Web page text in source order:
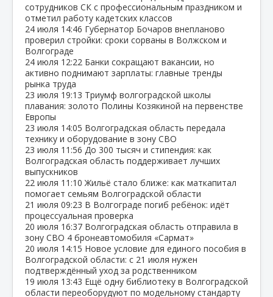
сотрудников СК с профессиональным праздником и
отметил работу кадетских классов
24 июля 14:46 Губернатор Бочаров внепланово
проверил стройки: сроки сорваны в Волжском и
Волгограде
24 июля 12:22 Банки сокращают вакансии, но
активно поднимают зарплаты: главные тренды
рынка труда
23 июля 19:13 Триумф волгоградской школы
плавания: золото Полины Козякиной на первенстве
Европы
23 июля 14:05 Волгоградская область передала
технику и оборудование в зону СВО
23 июля 11:56 До 300 тысяч и стипендия: как
Волгоградская область поддерживает лучших
выпускников
22 июля 11:10 Жильё стало ближе: как маткапитал
помогает семьям Волгоградской области
21 июля 09:23 В Волгограде погиб ребёнок: идёт
процессуальная проверка
20 июля 16:37 Волгоградская область отправила в
зону СВО 4 бронеавтомобиля «Сармат»
20 июля 14:15 Новое условие для единого пособия в
Волгоградской области: с 21 июля нужен
подтверждённый уход за родственником
19 июля 13:43 Ещё одну библиотеку в Волгоградской
области переоборудуют по модельному стандарту